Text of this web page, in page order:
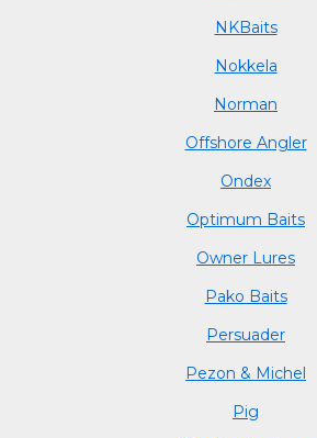
NKBaits
Nokkela
Norman
Offshore Angler
Ondex
Optimum Baits
Owner Lures
Pako Baits
Persuader
Pezon & Michel
Pig